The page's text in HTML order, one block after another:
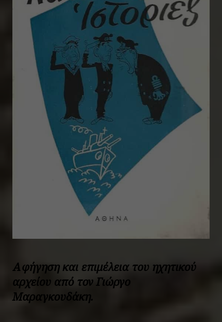
Αφήγηση και επιμέλεια του ηχητικού
αρχείου από τον Γιώργο
Μαραγκουδάκη.